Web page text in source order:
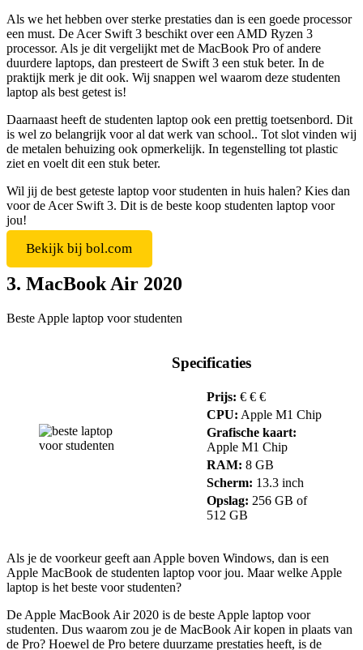
Als we het hebben over sterke prestaties dan is een goede processor
een must. De Acer Swift 3 beschikt over een AMD Ryzen 3
processor. Als je dit vergelijkt met de MacBook Pro of andere
duurdere laptops, dan presteert de Swift 3 een stuk beter. In de
praktijk merk je dit ook. Wij snappen wel waarom deze studenten
laptop als best getest is!
Daarnaast heeft de studenten laptop ook een prettig toetsenbord. Dit
is wel zo belangrijk voor al dat werk van school.. Tot slot vinden wij
de metalen behuizing ook opmerkelijk. In tegenstelling tot plastic
ziet en voelt dit een stuk beter.
Wil jij de best geteste laptop voor studenten in huis halen? Kies dan
voor de Acer Swift 3. Dit is de beste koop studenten laptop voor
jou!
Bekijk bij bol.com
3. MacBook Air 2020
Beste Apple laptop voor studenten
Specificaties
Prijs: € € €
CPU: Apple M1 Chip
Grafische kaart:
Apple M1 Chip
RAM: 8 GB
Scherm: 13.3 inch
Opslag: 256 GB of
512 GB
Als je de voorkeur geeft aan Apple boven Windows, dan is een
Apple MacBook de studenten laptop voor jou. Maar welke Apple
laptop is het beste voor studenten?
De Apple MacBook Air 2020 is de beste Apple laptop voor
studenten. Dus waarom zou je de MacBook Air kopen in plaats van
de Pro? Hoewel de Pro betere duurzame prestaties heeft, is de